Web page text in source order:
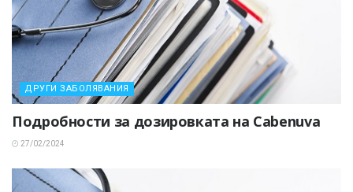
ДРУГИ ЗАБОЛЯВАНИЯ
Подробности за дозировката на Cabenuva
27/02/2024